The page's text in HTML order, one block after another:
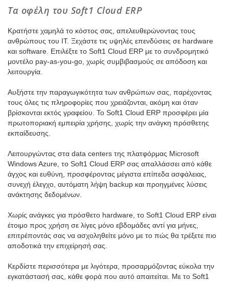
Τα οφέλη του Soft1 Cloud ERP
Κρατήστε χαμηλά το κόστος σας, απελευθερώνοντας τους
ανθρώπους του ΙΤ. Ξεχάστε τις υψηλές επενδύσεις σε hardware
και software. Επιλέξτε το Soft1 Cloud ERP με το συνδρομητικό
μοντέλο pay-as-you-go, χωρίς συμβιβασμούς σε απόδοση και
λειτουργία.
Αυξήστε την παραγωγικότητα των ανθρώπων σας, παρέχοντας
τους όλες τις πληροφορίες που χρειάζονται, ακόμη και όταν
βρίσκονται εκτός γραφείου. Το Soft1 Cloud ERP προσφέρει μία
πρωτοποριακή εμπειρία χρήσης, χωρίς την ανάγκη πρόσθετης
εκπαίδευσης.
Λειτουργώντας στα data centers της πλατφόρμας Microsoft
Windows Azure, το Soft1 Cloud ERP σας απαλλάσσει από κάθε
άγχος και ευθύνη, προσφέροντας μέγιστα επίπεδα ασφάλειας,
συνεχή έλεγχο, αυτόματη λήψη backup και προηγμένες λύσεις
ανάκτησης δεδομένων.
Χωρίς ανάγκες για πρόσθετο hardware, το Soft1 Cloud ERP είναι
έτοιμο προς χρήση σε λίγες μόνο εβδομάδες αντί για μήνες,
επιτρέποντάς σας να ασχοληθείτε μόνο με το πώς θα τρέξετε πιο
αποδοτικά την επιχείρησή σας.
Κερδίστε περισσότερα με λιγότερα, προσαρμόζοντας εύκολα την
εγκατάστασή σας, κάθε φορά που αυτό απαιτείται. Με το Soft1